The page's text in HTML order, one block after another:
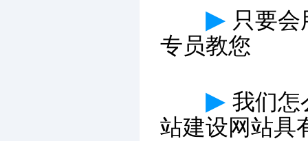
▶ 只要
专员教您
▶ 我们怎
站建设网站具